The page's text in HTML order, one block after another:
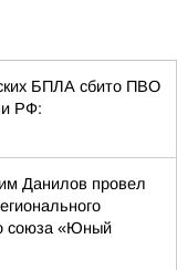
БПЛА сбито ПВО
РФ:
Данилов провел
союза «Юный